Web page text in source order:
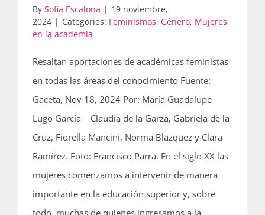
By Sofia Escalona | 19 noviembre,
2024 | Categories: Feminismos, Género, Mujeres
en la academia
Resaltan aportaciones de académicas feministas
en todas las áreas del conocimiento Fuente:
Gaceta, Nov 18, 2024 Por: María Guadalupe
Lugo García Claudia de la Garza, Gabriela de la
Cruz, Fiorella Mancini, Norma Blazquez y Clara
Ramírez. Foto: Francisco Parra. En el siglo XX las
mujeres comenzamos a intervenir de manera
importante en la educación superior y, sobre
todo, muchas de quienes ingresamos a la